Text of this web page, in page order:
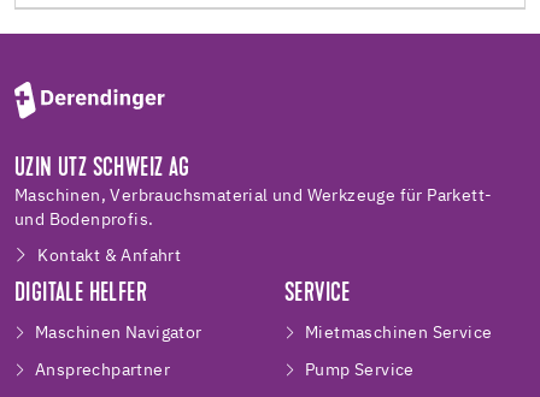
UZIN UTZ SCHWEIZ AG
Maschinen, Verbrauchsmaterial und Werkzeuge für Parkett-
und Bodenprofis.
Kontakt & Anfahrt
DIGITALE HELFER
Maschinen Navigator
Ansprechpartner
SERVICE
Mietmaschinen Service
Pump Service